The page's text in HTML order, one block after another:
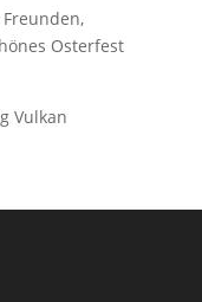
Osterfest
Vulkan